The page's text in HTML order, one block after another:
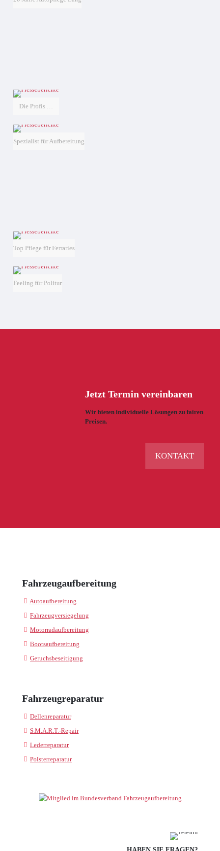
Die Profis …
Spezialist für Aufbereitung
Top Pflege für Ferraries
Feeling für Politur
Jetzt Termin vereinbaren
Wir bieten individuelle Lösungen zu fairen
Preisen.
KONTAKT
Fahrzeugaufbereitung
Autoaufbereitung
Fahrzeugversiegelung
Motorradaufbereitung
Bootsaufbereitung
Geruchsbeseitigung
Fahrzeugreparatur
Dellenreparatur
S.M.A.R.T.-Repair
Lederreparatur
Polsterreparatur